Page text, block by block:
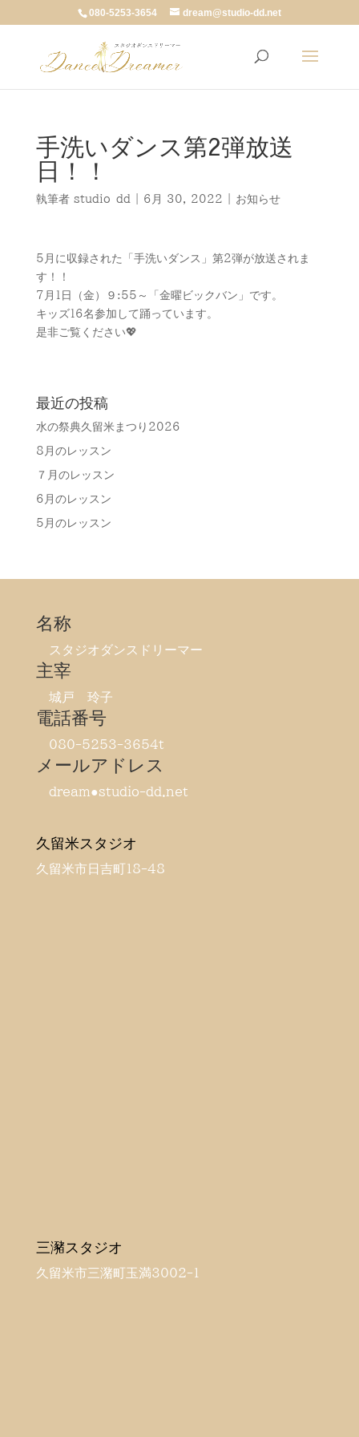
080-5253-3654 dream@studio-dd.net
手洗いダンス第2弾放送
日！！
執筆者 studio-dd 6月 30, 2022 お知らせ
5月に収録された「手洗いダンス」第2弾が放送されま
す！！
7月1日（金）９:55～「金曜ビックバン」です。
キッズ16名参加して踊っています。
是非ご覧ください💖
最近の投稿
水の祭典久留米まつり2026
8月のレッスン
７月のレッスン
6月のレッスン
5月のレッスン
名称
スタジオダンスドリーマー
主宰
城戸 玲子
電話番号
080-5253-3654t
メールアドレス
dream●studio-dd.net
久留米スタジオ
久留米市日吉町18-48
三瀦スタジオ
久留米市三潴町玉満3002-1